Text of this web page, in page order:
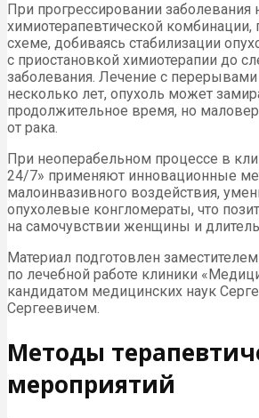
При прогрессировании заболевания
химиотерапевтической комбинации,
схеме, добиваясь стабилизации
с приостановкой химиотерапии до
заболевания. Лечение с
несколько лет, опухоль может
продолжительное время, но
от рака.
При неоперабельном процессе в
24/7» применяют инновационные
малоинвазивного воздействия,
опухолевые конгломераты, что
на самочувствии женщины и
Материал подготовлен
по лечебной работе клиники
кандидатом медицинских наук
Сергеевичем.
Методы
мероприятий